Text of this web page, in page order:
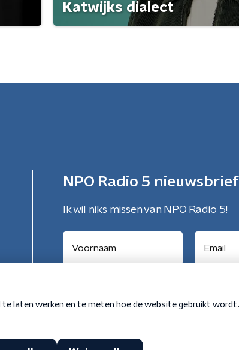
Katwijks dialect
NPO Radio 5 nieuwsbrief
Ik wil niks missen van NPO Radio 5!